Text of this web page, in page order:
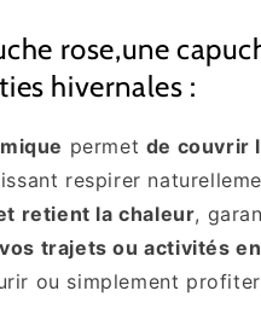
rose,une
hivernales :
permet de couvrir
respirer
retient la chaleur,
vos trajets ou activités
ou simplement profiter